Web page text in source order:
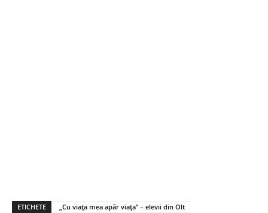
ETICHETE
„Cu viața mea apăr viața” – elevii din Olt